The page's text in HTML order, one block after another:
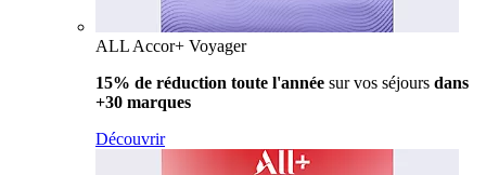
ALL Accor+ Voyager
15% de réduction toute l'année sur vos séjours dans
+30 marques
Découvrir